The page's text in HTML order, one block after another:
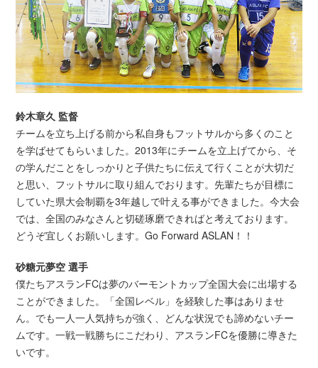
鈴木章久 監督
チームを立ち上げる前から私自身もフットサルから多くのこと
を学ばせてもらいました。2013年にチームを立上げてから、そ
の学んだことをしっかりと子供たちに伝えて行くことが大切だ
と思い、フットサルに取り組んでおります。先輩たちが目標に
していた県大会制覇を3年越しで叶える事ができました。今大会
では、全国のみなさんと切磋琢磨できればと考えております。
どうぞ宜しくお願いします。Go Forward ASLAN！！
砂糖元夢空 選手
僕たちアスランFCは夢のバーモントカップ全国大会に出場する
ことができました。「全国レベル」を経験した事はありませ
ん。でも一人一人気持ちが強く、どんな状況でも諦めないチー
ムです。一戦一戦勝ちにこだわり、アスランFCを優勝に導きた
いです。